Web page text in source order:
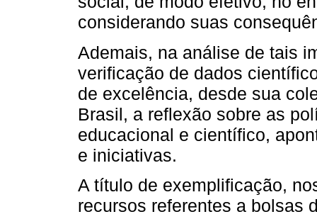
considerando suas
Ademais, na análise de tais
verificação de dados
de excelência, desde sua
Brasil, a reflexão sobre as
educacional e científico,
e iniciativas.
A título de exemplificação,
recursos referentes a bolsas